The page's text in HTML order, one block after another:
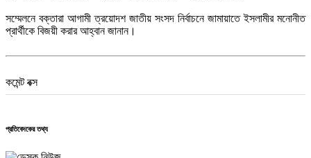
সম্মেলনে বক্তারা আগামী ত্রয়োদশ জাতীয় সংসদ নির্বাচনে জামায়াতে ইসলামীর মনোনীত
প্রার্থীকে বিজয়ী করার আহ্বান জানান।
কমেন্ট বক্স
প্রতিবেদকের তথ্য